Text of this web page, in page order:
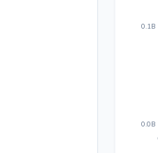
0.1B
0.0B